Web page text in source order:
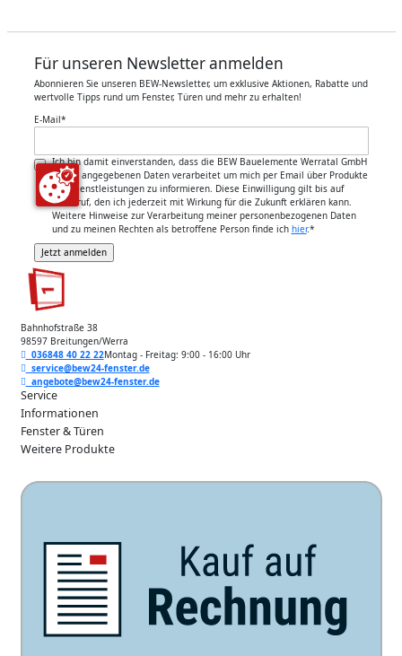
Für unseren Newsletter anmelden
Abonnieren Sie unseren BEW-Newsletter, um exklusive Aktionen, Rabatte und
wertvolle Tipps rund um Fenster, Türen und mehr zu erhalten!
E-Mail*
Ich bin damit einverstanden, dass die BEW Bauelemente Werratal GmbH
meine angegebenen Daten verarbeitet um mich per Email über Produkte
und Dienstleistungen zu informieren. Diese Einwilligung gilt bis auf
Widerruf, den ich jederzeit mit Wirkung für die Zukunft erklären kann.
Weitere Hinweise zur Verarbeitung meiner personenbezogenen Daten
und zu meinen Rechten als betroffene Person finde ich hier.*
Bahnhofstraße 38
98597 Breitungen/Werra
036848 40 22 22Montag - Freitag: 9:00 - 16:00 Uhr
service@bew24-fenster.de
angebote@bew24-fenster.de
Service
Informationen
Fenster & Türen
Weitere Produkte